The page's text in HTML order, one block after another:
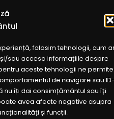
folosim tehnologii, cum
sau accesa informațiile despre
aceste tehnologii ne permite
de navigare sau
nu îți dai consimțământul sau îți
avea afecte negative asupra
și funcții.
Meniu
de mai jos sau
contact de pe această